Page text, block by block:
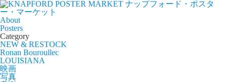
ナップフォード・ポスタ
ー・マーケット
About
Posters
Category
NEW & RESTOCK
Ronan Bouroullec
LOUISIANA
映画
写真